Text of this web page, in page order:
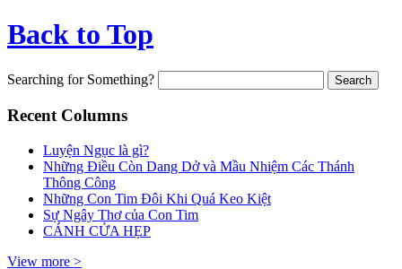
Back to Top
Searching for Something?
Recent Columns
Luyện Ngục là gì?
Những Điều Còn Dang Dở và Mầu Nhiệm Các Thánh
Thông Công
Những Con Tim Đôi Khi Quá Keo Kiệt
Sự Ngây Thơ của Con Tim
CÁNH CỬA HẸP
View more >